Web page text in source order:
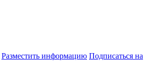
Разместить информацию Подписаться на